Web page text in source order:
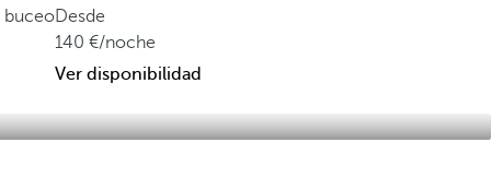
buceoDesde
140
/noche
Ver disponibilidad